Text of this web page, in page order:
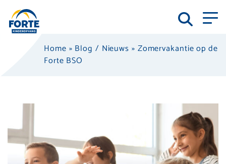
Home » Blog / Nieuws » Zomervakantie op de
Forte BSO